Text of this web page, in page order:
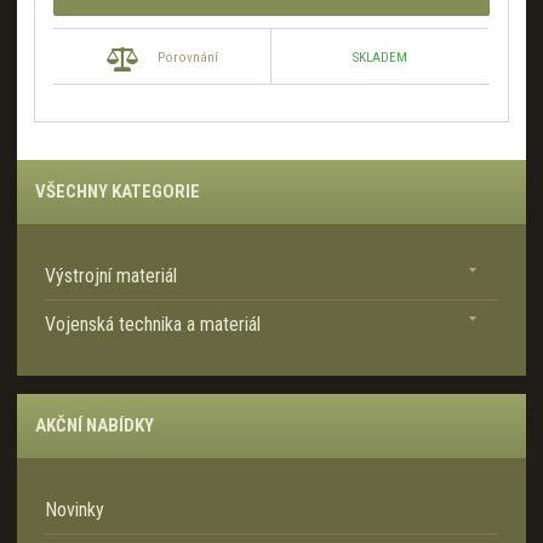
Porovnání SKLADEM
VŠECHNY KATEGORIE
Výstrojní materiál
Vojenská technika a materiál
AKČNÍ NABÍDKY
Novinky